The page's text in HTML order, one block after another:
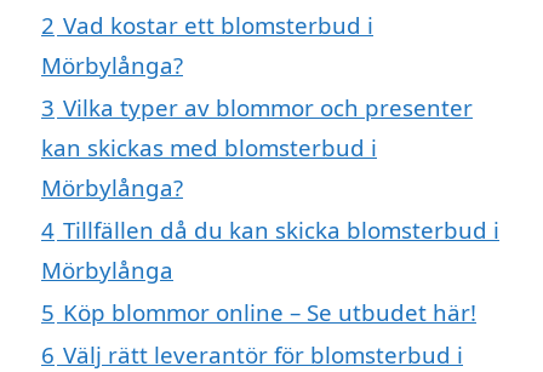
2 Vad kostar ett blomsterbud i
Mörbylånga?
3 Vilka typer av blommor och presenter
kan skickas med blomsterbud i
Mörbylånga?
4 Tillfällen då du kan skicka blomsterbud i
Mörbylånga
5 Köp blommor online – Se utbudet här!
6 Välj rätt leverantör för blomsterbud i